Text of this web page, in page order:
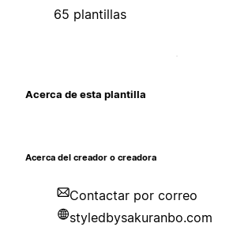
65 plantillas
Acerca de esta plantilla
Acerca del creador o creadora
Contactar por correo
styledbysakuranbo.com